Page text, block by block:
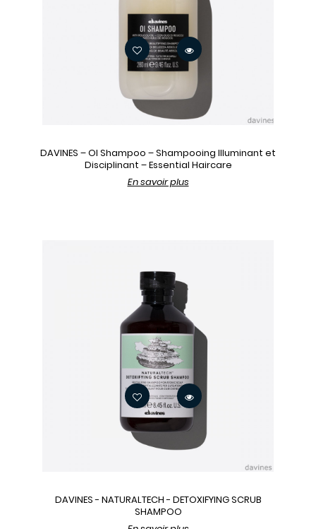
DAVINES – OI Shampoo – Shampooing Illuminant et
Disciplinant – Essential Haircare
En savoir plus
DAVINES - NATURALTECH - DETOXIFYING SCRUB
SHAMPOO